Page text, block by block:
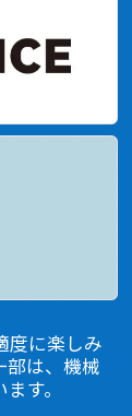
度に楽しみ
部は、機械
す。